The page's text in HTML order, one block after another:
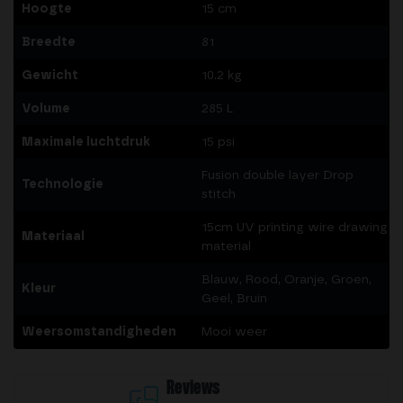
Hoogte 15 cm
Breedte 81
Gewicht 10.2 kg
Volume 285 L
Maximale luchtdruk 15 psi
Technologie
Fusion double layer Drop
stitch
Materiaal
15cm UV printing wire drawing
material
Kleur
Blauw, Rood, Oranje, Groen,
Geel, Bruin
Weersomstandigheden Mooi weer
Reviews